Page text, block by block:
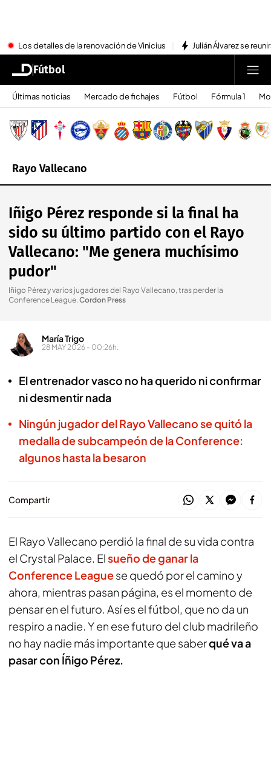
Los detalles de la renovación de Vinicius Julián Álvarez se
Fútbol
Últimas noticias Mercado de fichajes Fútbol Fórmula 1
Rayo Vallecano
Iñigo Pérez responde si la final ha
sido su último partido con el Rayo
Vallecano: "Me genera muchísimo
pudor"
Iñigo Pérez y varios jugadores del Rayo Vallecano, tras perder la
Conference League.Cordon Press
María Trigo
28 MAY 2026 - 00:26h.
El entrenador vasco no ha querido ni confirmar
ni desmentir nada
Ningún jugador del Rayo Vallecano se quitó la
medalla de subcampeón de la Conference:
algunos hasta la besaron
Compartir
El Rayo Vallecano perdió la final de su vida contra
el Crystal Palace. Elsueño de ganar la
Conference Leaguese quedó por el camino y
ahora, mientras pasan página, es el momento de
pensar en el futuro. Así es el fútbol, que no da un
respiro a nadie. Y en ese futuro del club madrileño
no hay nadie más importante que saberqué va a
pasar con Íñigo Pérez.